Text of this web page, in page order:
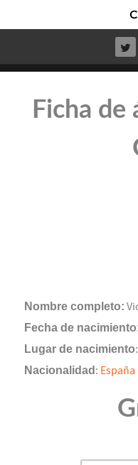
Ficha de
Nombre completo:
Fecha de
Lugar de nacimiento:
Nacionalidad : España